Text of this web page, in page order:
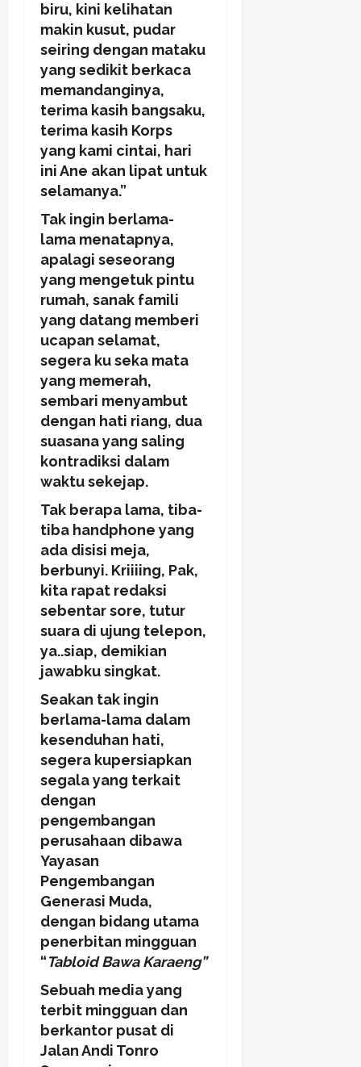
biru, kini kelihatan
makin kusut, pudar
seiring dengan mataku
yang sedikit berkaca
memandanginya,
terima kasih bangsaku,
terima kasih Korps
yang kami cintai, hari
ini Ane akan lipat untuk
selamanya.”
Tak ingin berlama-
lama menatapnya,
apalagi seseorang
yang mengetuk pintu
rumah, sanak famili
yang datang memberi
ucapan selamat,
segera ku seka mata
yang memerah,
sembari menyambut
dengan hati riang, dua
suasana yang saling
kontradiksi dalam
waktu sekejap.
Tak berapa lama, tiba-
tiba handphone yang
ada disisi meja,
berbunyi. Kriiiing, Pak,
kita rapat redaksi
sebentar sore, tutur
suara di ujung telepon,
ya..siap, demikian
jawabku singkat.
Seakan tak ingin
berlama-lama dalam
kesenduhan hati,
segera kupersiapkan
segala yang terkait
dengan
pengembangan
perusahaan dibawa
Yayasan
Pengembangan
Generasi Muda,
dengan bidang utama
penerbitan mingguan
“Tabloid Bawa Karaeng”
Sebuah media yang
terbit mingguan dan
berkantor pusat di
Jalan Andi Tonro